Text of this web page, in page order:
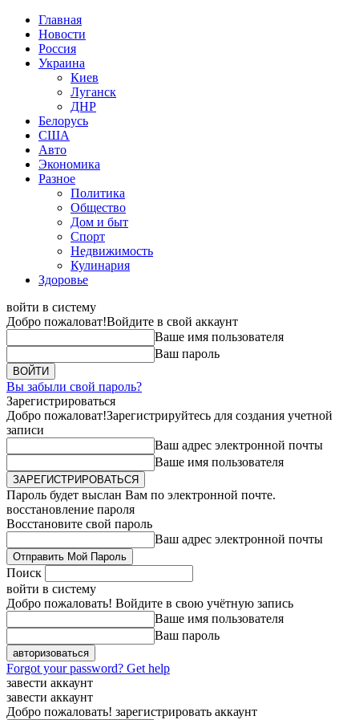
Главная
Новости
Россия
Украина
Киев
Луганск
ДНР
Белорусь
США
Авто
Экономика
Разное
Политика
Общество
Дом и быт
Спорт
Недвижимость
Кулинария
Здоровье
войти в систему
Добро пожаловат!Войдите в свой аккаунт
Ваше имя пользователя
Ваш пароль
Вы забыли свой пароль?
Зарегистрироваться
Добро пожаловат!Зарегистрируйтесь для создания учетной
записи
Ваш адрес электронной почты
Ваше имя пользователя
Пароль будет выслан Вам по электронной почте.
восстановление пароля
Восстановите свой пароль
Ваш адрес электронной почты
Поиск
войти в систему
Добро пожаловать! Войдите в свою учётную запись
Ваше имя пользователя
Ваш пароль
Forgot your password? Get help
завести аккаунт
завести аккаунт
Добро пожаловать! зарегистрировать аккаунт